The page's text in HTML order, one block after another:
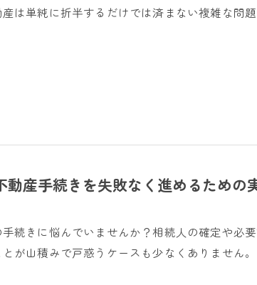
産は単純に折半するだけでは済まない複雑な問
動産手続きを失敗なく進めるための
続きに悩んでいませんか？相続人の確定や必
が山積みで戸惑うケースも少なくありません